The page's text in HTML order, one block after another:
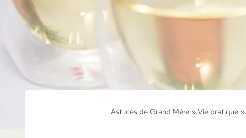
Astuces de Grand Mère»Vie pratique»